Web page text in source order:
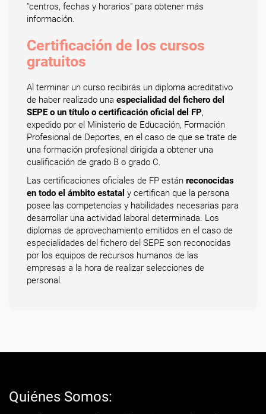
"centros, fechas y horarios" para obtener más
información.
Certificación de los cursos
gratuitos
Al terminar un curso recibirás un diploma acreditativo
de haber realizado una especialidad del fichero del
SEPE o un título o certificación oficial del FP,
expedido por el Ministerio de Educación, Formación
Profesional de Deportes, en el caso de que se trate de
una formación profesional dirigida a obtener una
cualificación de grado B o grado C.
Las certificaciones oficiales de FP están reconocidas
en todo el ámbito estatal y certifican que la persona
posee las competencias y habilidades necesarias para
desarrollar una actividad laboral determinada. Los
diplomas de aprovechamiento emitidos en el caso de
especialidades del fichero del SEPE son reconocidas
por los equipos de recursos humanos de las
empresas a la hora de realizar selecciones de
personal.
Quiénes Somos: